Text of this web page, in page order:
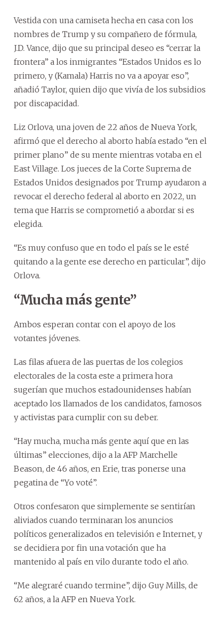
Vestida con una camiseta hecha en casa con los
nombres de Trump y su compañero de fórmula,
J.D. Vance, dijo que su principal deseo es “cerrar la
frontera” a los inmigrantes “Estados Unidos es lo
primero, y (Kamala) Harris no va a apoyar eso”,
añadió Taylor, quien dijo que vivía de los subsidios
por discapacidad.
Liz Orlova, una joven de 22 años de Nueva York,
afirmó que el derecho al aborto había estado “en el
primer plano” de su mente mientras votaba en el
East Village. Los jueces de la Corte Suprema de
Estados Unidos designados por Trump ayudaron a
revocar el derecho federal al aborto en 2022, un
tema que Harris se comprometió a abordar si es
elegida.
“Es muy confuso que en todo el país se le esté
quitando a la gente ese derecho en particular”, dijo
Orlova.
“Mucha más gente”
Ambos esperan contar con el apoyo de los
votantes jóvenes.
Las filas afuera de las puertas de los colegios
electorales de la costa este a primera hora
sugerían que muchos estadounidenses habían
aceptado los llamados de los candidatos, famosos
y activistas para cumplir con su deber.
“Hay mucha, mucha más gente aquí que en las
últimas” elecciones, dijo a la AFP Marchelle
Beason, de 46 años, en Erie, tras ponerse una
pegatina de “Yo voté”.
Otros confesaron que simplemente se sentirían
aliviados cuando terminaran los anuncios
políticos generalizados en televisión e Internet, y
se decidiera por fin una votación que ha
mantenido al país en vilo durante todo el año.
“Me alegraré cuando termine”, dijo Guy Mills, de
62 años, a la AFP en Nueva York.